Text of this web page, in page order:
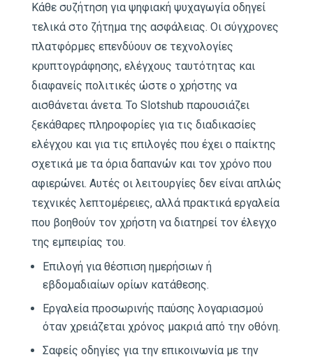
Κάθε συζήτηση για ψηφιακή ψυχαγωγία οδηγεί
τελικά στο ζήτημα της ασφάλειας. Οι σύγχρονες
πλατφόρμες επενδύουν σε τεχνολογίες
κρυπτογράφησης, ελέγχους ταυτότητας και
διαφανείς πολιτικές ώστε ο χρήστης να
αισθάνεται άνετα. Το Slotshub παρουσιάζει
ξεκάθαρες πληροφορίες για τις διαδικασίες
ελέγχου και για τις επιλογές που έχει ο παίκτης
σχετικά με τα όρια δαπανών και τον χρόνο που
αφιερώνει. Αυτές οι λειτουργίες δεν είναι απλώς
τεχνικές λεπτομέρειες, αλλά πρακτικά εργαλεία
που βοηθούν τον χρήστη να διατηρεί τον έλεγχο
της εμπειρίας του.
Επιλογή για θέσπιση ημερήσιων ή
εβδομαδιαίων ορίων κατάθεσης.
Εργαλεία προσωρινής παύσης λογαριασμού
όταν χρειάζεται χρόνος μακριά από την οθόνη.
Σαφείς οδηγίες για την επικοινωνία με την